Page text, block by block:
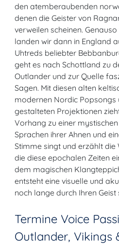
den atemberaubenden
denen die Geister von
verweilen scheinen.
landen wir dann in England
Uhtreds beliebter
geht es nach Schottland zu
Outlander und zur Quelle
Sagen. Mit diesen alten
modernen Nordic Popsongs
gestalteten Projektionen
Vorhang zu einer
Sprachen ihrer Ahnen und
Stimme singt und erzählt die
die diese epochalen Zeiten
dem magischen
entsteht eine visuelle und
noch lange durch Ihren Geist
Termine Voice
Outlander, Vikings